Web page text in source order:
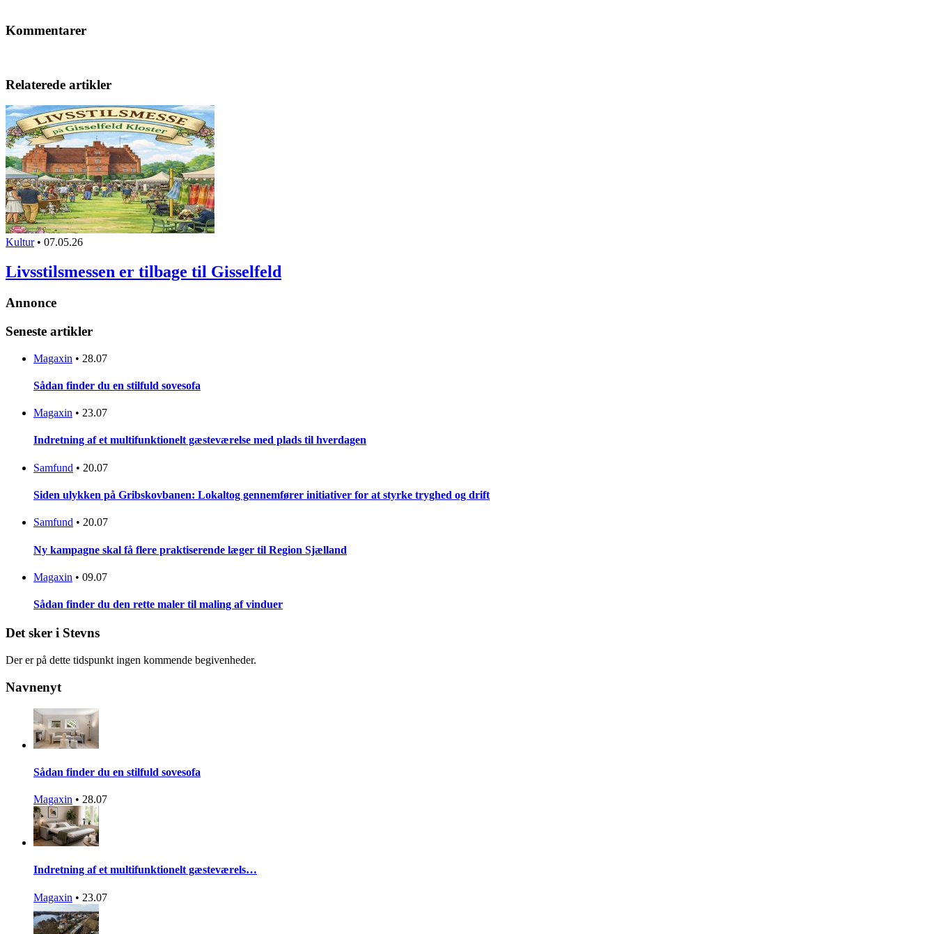
Kommentarer
Relaterede artikler
Kultur • 07.05.26
Livsstilsmessen er tilbage til Gisselfeld
Annonce
Seneste artikler
Magaxin • 28.07
Sådan finder du en stilfuld sovesofa
Magaxin • 23.07
Indretning af et multifunktionelt gæsteværelse med plads til hverdagen
Samfund • 20.07
Siden ulykken på Gribskovbanen: Lokaltog gennemfører initiativer for at styrke tryghed og drift
Samfund • 20.07
Ny kampagne skal få flere praktiserende læger til Region Sjælland
Magaxin • 09.07
Sådan finder du den rette maler til maling af vinduer
Det sker i Stevns
Der er på dette tidspunkt ingen kommende begivenheder.
Navnenyt
Sådan finder du en stilfuld sovesofa
Magaxin • 28.07
Indretning af et multifunktionelt gæsteværels…
Magaxin • 23.07